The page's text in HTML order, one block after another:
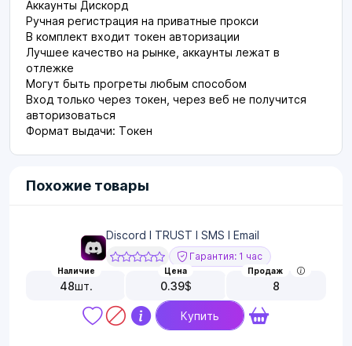
Аккаунты Дискорд
Ручная регистрация на приватные прокси
В комплект входит токен авторизации
Лучшее качество на рынке, аккаунты лежат в
отлежке
Могут быть прогреты любым способом
Вход только через токен, через веб не получится
авторизоваться
Формат выдачи: Токен
Похожие товары
Discord I TRUST I SMS I Email
Гарантия: 1 час
Наличие
48шт.
Цена
0.39$
Продаж
8
Купить